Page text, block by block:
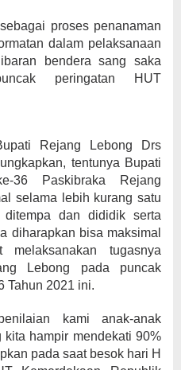
proses penanaman
dalam pelaksanaan
bendera sang saka
peringatan HUT
Rejang Lebong Drs
tentunya Bupati
36 Paskibraka Rejang
selama lebih kurang satu
dan dididik serta
diharapkan bisa maksimal
melaksanakan tugasnya
Lebong pada puncak
Tahun 2021 ini.
kami anak-anak
hampir mendekati 90%
pada saat besok hari H